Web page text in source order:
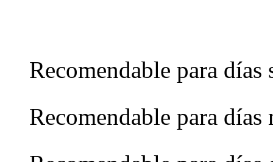
Recomendable para días
Recomendable para días